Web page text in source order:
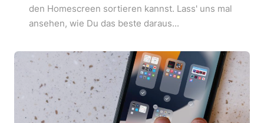
den Homescreen sortieren kannst. Lass' uns mal
ansehen, wie Du das beste daraus...